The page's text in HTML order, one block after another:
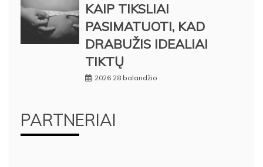
KAIP TIKSLIAI
PASIMATUOTI, KAD
DRABUŽIS IDEALIAI
TIKTŲ
2026 28 balandžio
PARTNERIAI